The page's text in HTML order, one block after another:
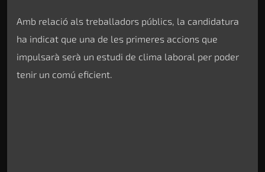
Amb relació als treballadors públics, la candidatura
ha indicat que una de les primeres accions que
impulsarà serà un estudi de clima laboral per poder
tenir un comú eficient.